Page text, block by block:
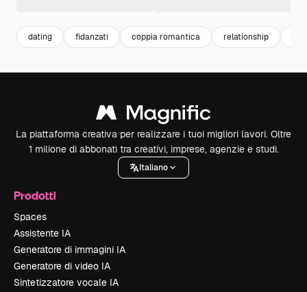
dating fidanzati coppia romantica relationship
La piattaforma creativa per realizzare i tuoi migliori lavori. Oltre
1 milione di abbonati tra creativi, imprese, agenzie e studi.
Italiano
Prodotti
Spaces
Assistente IA
Generatore di immagini IA
Generatore di video IA
Sintetizzatore vocale IA